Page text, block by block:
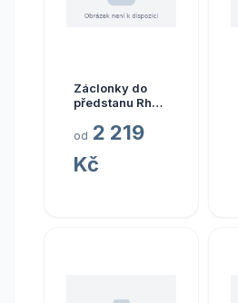
Záclonky do
předstanu Rhön
od 2 219
Kč